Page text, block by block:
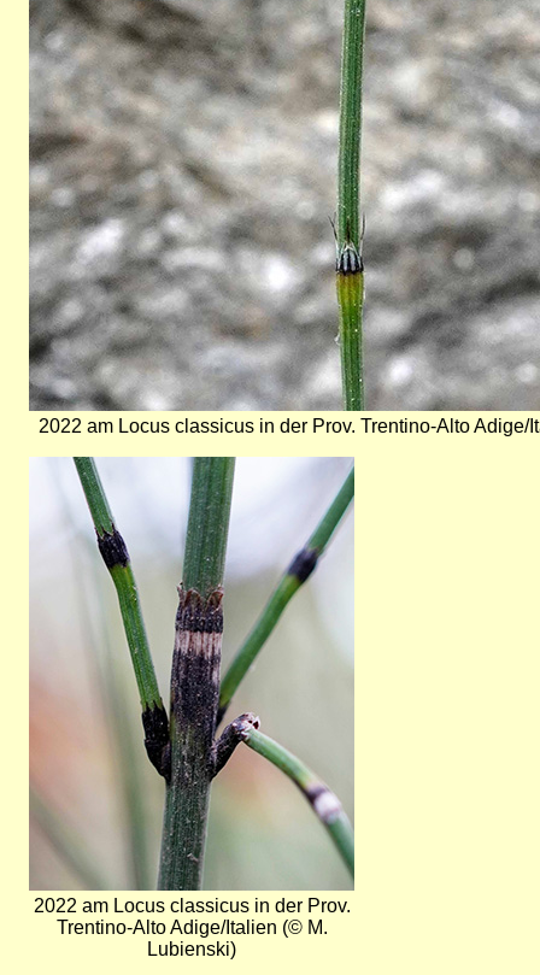
2022 am Locus classicus in der Prov. Trentino-Alto Adige/
2022 am Locus classicus in der Prov.
Trentino-Alto Adige/Italien (© M.
Lubienski)